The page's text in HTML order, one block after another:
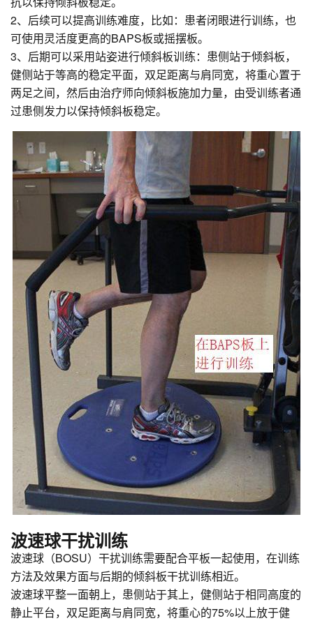
2、后续可以提高训练难度，比如：患者闭眼进行训练，也
可使用灵活度更高的BAPS板或摇摆板。
3、后期可以采用站姿进行倾斜板训练：患侧站于倾斜板，
健侧站于等高的稳定平面，双足距离与肩同宽，将重心置于
两足之间，然后由治疗师向倾斜板施加力量，由受训练者通
过患侧发力以保持倾斜板稳定。
波速球干扰训练
波速球（BOSU）干扰训练需要配合平板一起使用，在训练
方法及效果方面与后期的倾斜板干扰训练相近。
波速球平整一面朝上，患侧站于其上，健侧站于相同高度的
静止平台，双足距离与肩同宽，将重心的75%以上放于健